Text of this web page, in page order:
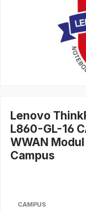
Lenovo
L860-GL-16
WWAN
Campus
CAMPUS